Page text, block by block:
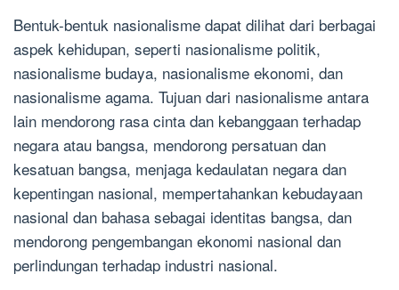
Bentuk-bentuk nasionalisme dapat dilihat dari berbagai
aspek kehidupan, seperti nasionalisme politik,
nasionalisme budaya, nasionalisme ekonomi, dan
nasionalisme agama. Tujuan dari nasionalisme antara
lain mendorong rasa cinta dan kebanggaan terhadap
negara atau bangsa, mendorong persatuan dan
kesatuan bangsa, menjaga kedaulatan negara dan
kepentingan nasional, mempertahankan kebudayaan
nasional dan bahasa sebagai identitas bangsa, dan
mendorong pengembangan ekonomi nasional dan
perlindungan terhadap industri nasional.